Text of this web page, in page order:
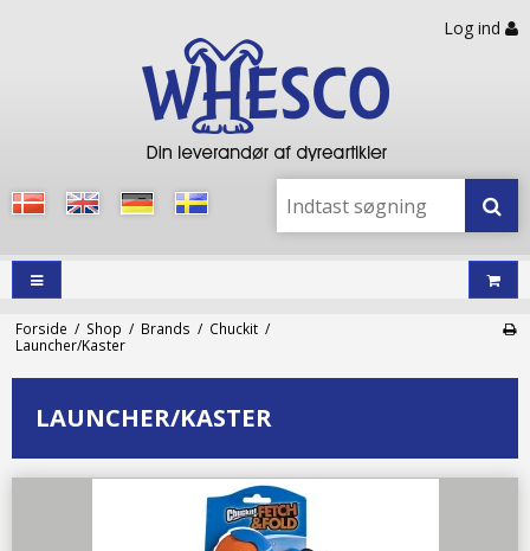
Log ind
Forside / Shop / Brands / Chuckit /
Launcher/Kaster
LAUNCHER/KASTER